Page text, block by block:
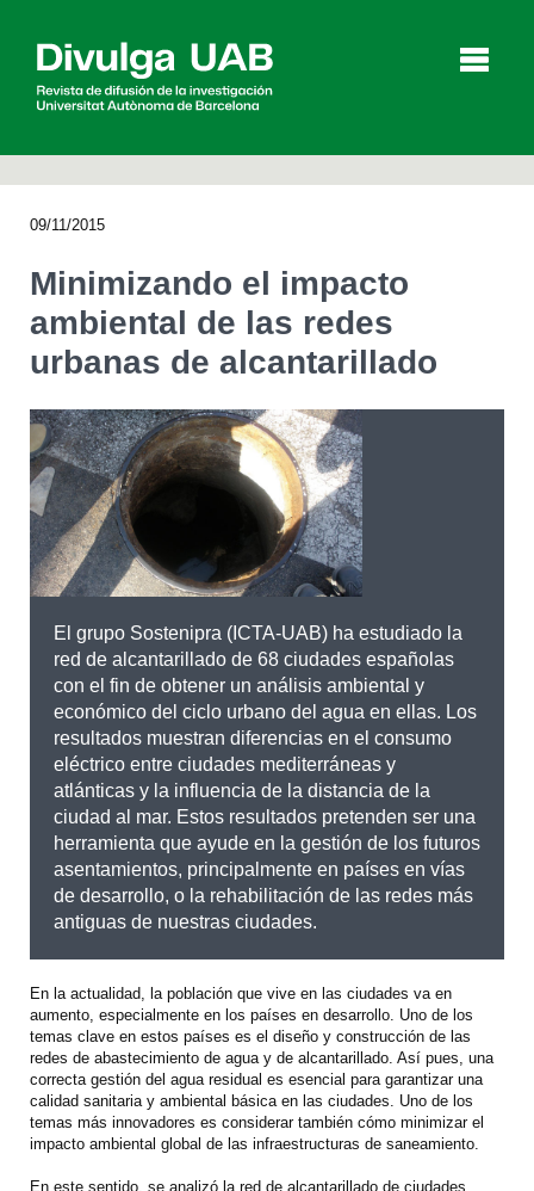
Agenda
English Català
09/11/2015
Minimizando el impacto
ambiental de las redes
urbanas de alcantarillado
El grupo Sostenipra (ICTA-UAB) ha estudiado la
red de alcantarillado de 68 ciudades españolas
con el fin de obtener un análisis ambiental y
económico del ciclo urbano del agua en ellas. Los
resultados muestran diferencias en el consumo
eléctrico entre ciudades mediterráneas y
atlánticas y la influencia de la distancia de la
ciudad al mar. Estos resultados pretenden ser una
herramienta que ayude en la gestión de los futuros
asentamientos, principalmente en países en vías
de desarrollo, o la rehabilitación de las redes más
antiguas de nuestras ciudades.
En la actualidad, la población que vive en las ciudades va en
aumento, especialmente en los países en desarrollo. Uno de los
temas clave en estos países es el diseño y construcción de las
redes de abastecimiento de agua y de alcantarillado. Así pues, una
correcta gestión del agua residual es esencial para garantizar una
calidad sanitaria y ambiental básica en las ciudades. Uno de los
temas más innovadores es considerar también cómo minimizar el
impacto ambiental global de las infraestructuras de saneamiento.
En este sentido, se analizó la red de alcantarillado de ciudades